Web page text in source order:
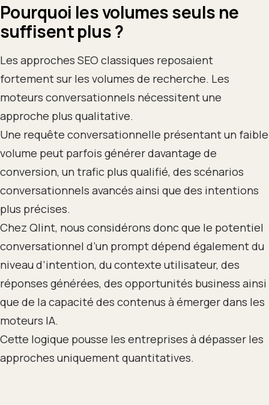
Pourquoi les volumes seuls ne
suffisent plus ?
Les approches SEO classiques reposaient
fortement sur les volumes de recherche. Les
moteurs conversationnels nécessitent une
approche plus qualitative.
Une requête conversationnelle présentant un faible
volume peut parfois générer davantage de
conversion, un trafic plus qualifié, des scénarios
conversationnels avancés ainsi que des intentions
plus précises.
Chez Qlint, nous considérons donc que le potentiel
conversationnel d’un prompt dépend également du
niveau d’intention, du contexte utilisateur, des
réponses générées, des opportunités business ainsi
que de la capacité des contenus à émerger dans les
moteurs IA.
Cette logique pousse les entreprises à dépasser les
approches uniquement quantitatives.